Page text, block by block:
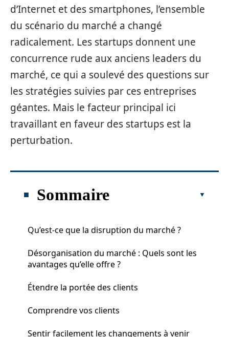
d’Internet et des smartphones, l’ensemble
du scénario du marché a changé
radicalement. Les startups donnent une
concurrence rude aux anciens leaders du
marché, ce qui a soulevé des questions sur
les stratégies suivies par ces entreprises
géantes. Mais le facteur principal ici
travaillant en faveur des startups est la
perturbation.
Sommaire
Qu’est-ce que la disruption du marché ?
Désorganisation du marché : Quels sont les
avantages qu’elle offre ?
Étendre la portée des clients
Comprendre vos clients
Sentir facilement les changements à venir